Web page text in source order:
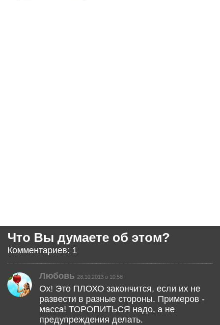
Что Вы думаете об этом?
Комментариев: 1
Любовь 28.10.2013 в 10:58
Ох! Это ПЛОХО закончится, если их не
развести в разные стороны. Примеров -
масса! ТОРОПИТЬСЯ надо, а не
предупреждения делать.